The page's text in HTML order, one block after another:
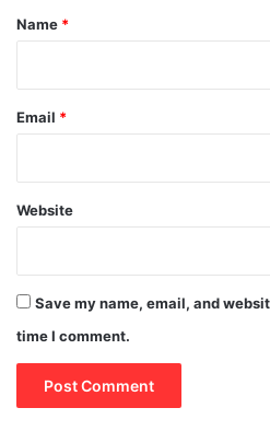
*
Name *
Email *
Website
Save my name, email, and
time I comment.